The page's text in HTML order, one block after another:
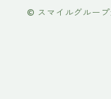
© スマイルグルー